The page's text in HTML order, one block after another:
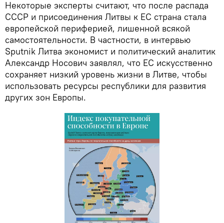
Некоторые эксперты считают, что после распада
СССР и присоединения Литвы к ЕС страна стала
европейской периферией, лишенной всякой
самостоятельности. В частности, в интервью
Sputnik Литва экономист и политический аналитик
Александр Носович заявлял, что ЕС искусственно
сохраняет низкий уровень жизни в Литве, чтобы
использовать ресурсы республики для развития
других зон Европы.